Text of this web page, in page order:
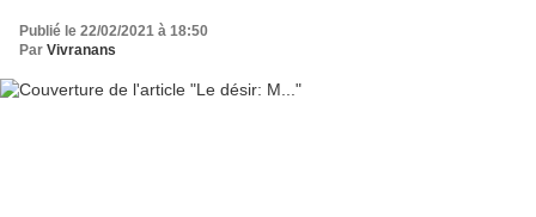
Publié le 22/02/2021 à 18:50
Par Vivranans